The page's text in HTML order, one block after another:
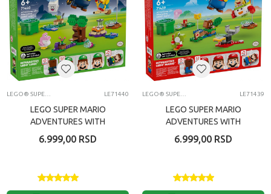
LE71440
LEGO SUPER MARIO
ADVENTURES WITH
INTERACTIVE LEGOLUIGI
6.999,00 RSD
LE71439
LEGO SUPER MARIO
ADVENTURES WITH
INTERACTIVE
LEGOMARIO
6.999,00 RSD